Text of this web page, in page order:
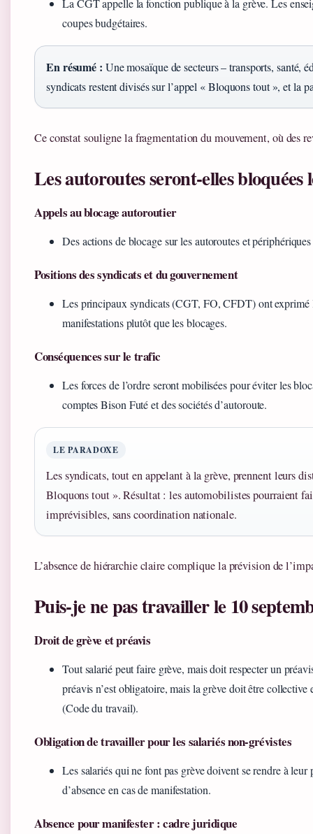
La CGT appelle la fonction publique à la grève. Les
coupes budgétaires.
En résumé : Une mosaïque de secteurs – transports, santé,
syndicats restent divisés sur l’appel « Bloquons tout », et la
Ce constat souligne la fragmentation du mouvement, où des
Les autoroutes seront-elles bloquées
Appels au blocage autoroutier
Des actions de blocage sur les autoroutes et
Positions des syndicats et du gouvernement
Les principaux syndicats (CGT, FO, CFDT) ont exprimé
manifestations plutôt que les blocages.
Conséquences sur le trafic
Les forces de l’ordre seront mobilisées pour éviter les
comptes Bison Futé et des sociétés d’autoroute.
LE PARADOXE
Les syndicats, tout en appelant à la grève, prennent leurs
Bloquons tout ». Résultat : les automobilistes pourraient
imprévisibles, sans coordination nationale.
L’absence de hiérarchie claire complique la prévision de
Puis-je ne pas travailler le 10
Droit de grève et préavis
Tout salarié peut faire grève, mais doit respecter un
préavis n’est obligatoire, mais la grève doit être
(Code du travail).
Obligation de travailler pour les salariés non-grévistes
Les salariés qui ne font pas grève doivent se rendre à
d’absence en cas de manifestation.
Absence pour manifester : cadre juridique